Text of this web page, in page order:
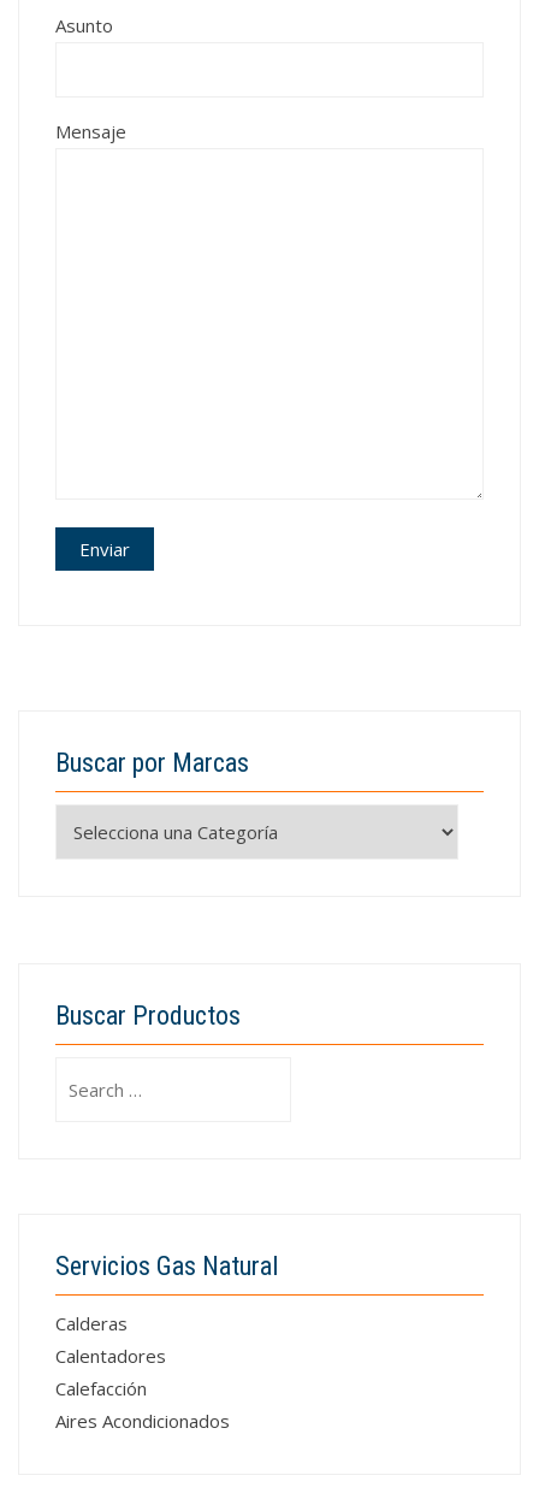
Asunto
Mensaje
Buscar por Marcas
Buscar Productos
for:
Servicios Gas Natural
Calderas
Calentadores
Calefacción
Aires Acondicionados